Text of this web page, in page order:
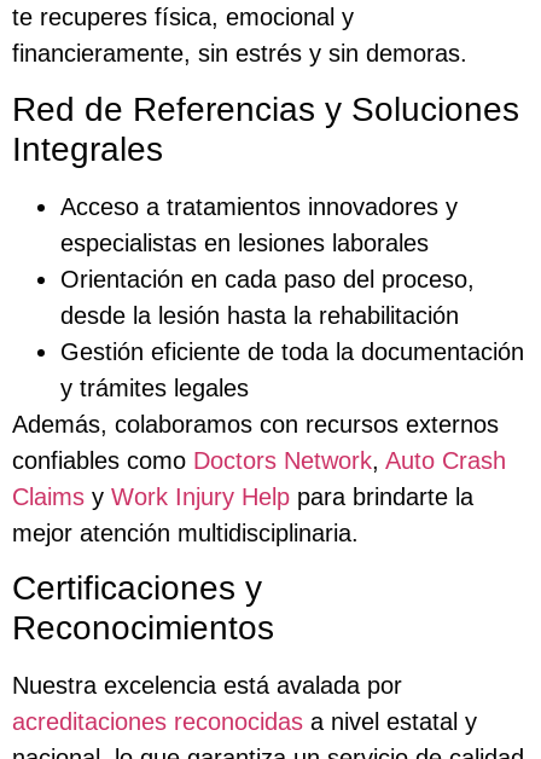
te recuperes física, emocional y
financieramente, sin estrés y sin demoras.
Red de Referencias y Soluciones
Integrales
Acceso a tratamientos innovadores y
especialistas en lesiones laborales
Orientación en cada paso del proceso,
desde la lesión hasta la rehabilitación
Gestión eficiente de toda la documentación
y trámites legales
Además, colaboramos con recursos externos
confiables como Doctors Network, Auto Crash
Claims y Work Injury Help para brindarte la
mejor atención multidisciplinaria.
Certificaciones y
Reconocimientos
Nuestra excelencia está avalada por
acreditaciones reconocidas a nivel estatal y